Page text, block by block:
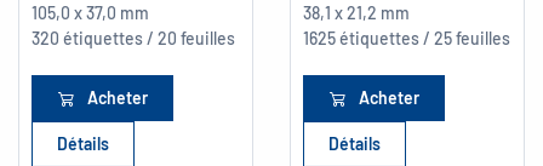
105,0 x 37,0 mm
320 étiquettes / 20 feuilles
Acheter
Détails
38,1 x 21,2 mm
1625 étiquettes / 25 feuilles
Acheter
Détails